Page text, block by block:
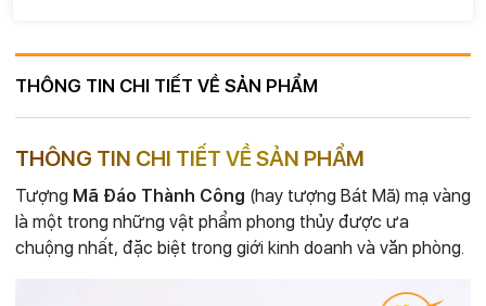
THÔNG TIN CHI TIẾT VỀ SẢN PHẨM
THÔNG TIN CHI TIẾT VỀ SẢN PHẨM
Tượng Mã Đáo Thành Công (hay tượng Bát Mã) mạ vàng
là một trong những vật phẩm phong thủy được ưa
chuộng nhất, đặc biệt trong giới kinh doanh và văn phòng.